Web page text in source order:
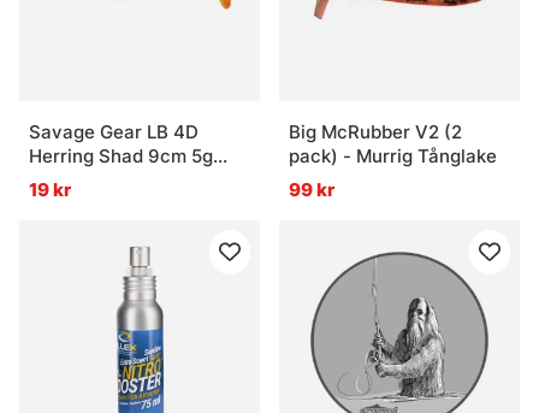
Savage Gear LB 4D
Herring Shad 9cm 5g
Firetiger (Bulk)
19 kr
Big McRubber V2 (2
pack) - Murrig Tånglake
99 kr